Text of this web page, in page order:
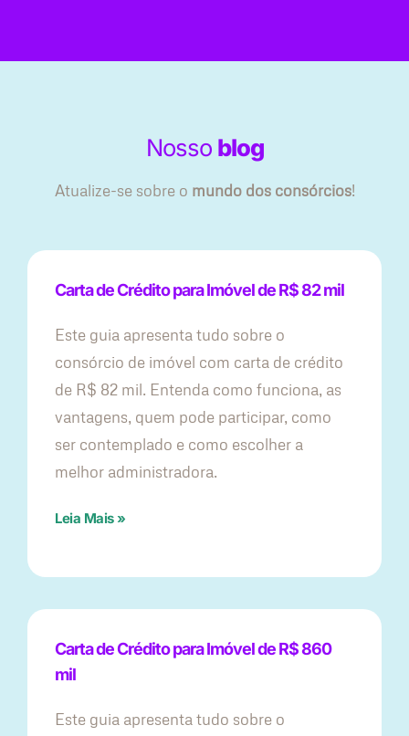
Nosso blog
Atualize-se sobre o mundo dos consórcios!
Carta de Crédito para Imóvel de R$ 82 mil
Este guia apresenta tudo sobre o
consórcio de imóvel com carta de crédito
de R$ 82 mil. Entenda como funciona, as
vantagens, quem pode participar, como
ser contemplado e como escolher a
melhor administradora.
Leia Mais »
Carta de Crédito para Imóvel de R$ 860
mil
Este guia apresenta tudo sobre o